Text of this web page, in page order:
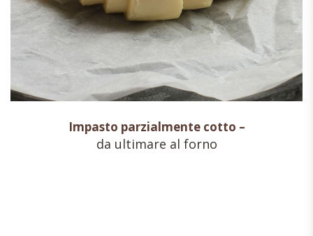
Impasto parzialmente cotto –
da ultimare al forno